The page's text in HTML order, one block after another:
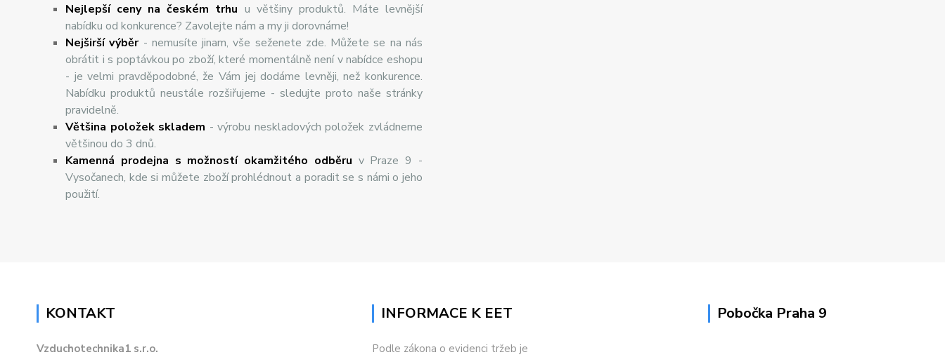
Nejlepší ceny na českém trhu u většiny produktů. Máte levnější
nabídku od konkurence? Zavolejte nám a my ji dorovnáme!
Nejširšívýběr- nemusíte jinam, vše seženete zde. Můžete se na nás
obrátit i s poptávkou po zboží, které momentálně není v nabídce eshopu
- je velmi pravděpodobné, že Vám jej dodáme levněji, než konkurence.
Nabídku produktů neustále rozšiřujeme - sledujte proto naše stránky
pravidelně.
Většina položek skladem - výrobu neskladových položek zvládneme
většinou do 3 dnů.
Kamenná prodejna s možností okamžitého odběru v Praze 9 -
Vysočanech, kde si můžete zboží prohlédnout a poradit se s námi o jeho
použití.
KONTAKT
Vzduchotechnika1 s.r.o.
INFORMACE K EET
Podle zákona o evidenci tržeb je
Pobočka Praha 9